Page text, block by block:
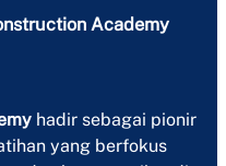
Academy
hadir sebagai pionir
yang berfokus